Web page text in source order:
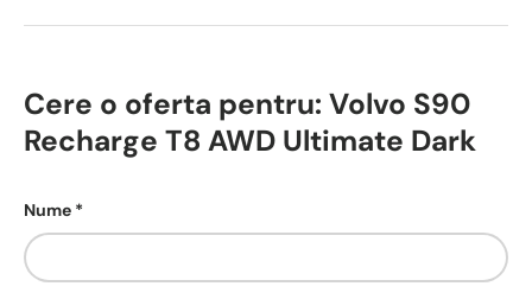
Cere o oferta pentru: Volvo S90
Recharge T8 AWD Ultimate Dark
Nume